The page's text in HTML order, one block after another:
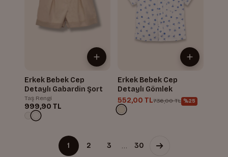
Erkek Bebek Cep
Detaylı Gabardin Şort
Taş Rengi
999,90 TL
Erkek Bebek Cep
Detaylı Gömlek
552,00 TL736,00 TL %25
1 2 3 … 30